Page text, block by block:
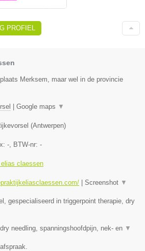
PROFIEL
Merksem, maar wel in de provincie
| Google maps ▼
(Antwerpen)
- , BTW-nr: -
claessen
| Screenshot ▼
gespecialiseerd in triggerpoint therapie, dry
needling, spanningshoofdpijn, nek- en ▼